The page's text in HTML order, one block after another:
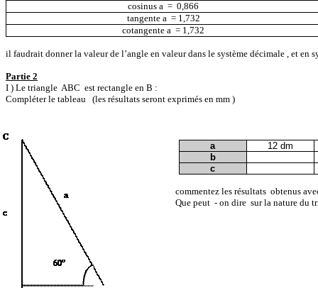
cosinus a = 0,866
tangente a = 1,732
cotangente a = 1,732
il faudrait donner la valeur de l’angle en valeur dans le système décimale , et en
Partie 2
I ) Le triangle ABC est rectangle en B :
Compléter le tableau (les résultats seront exprimés en mm )
a
12 dm
b
c
commentezles résultats obtenus
Que peut -on dire sur la nature du